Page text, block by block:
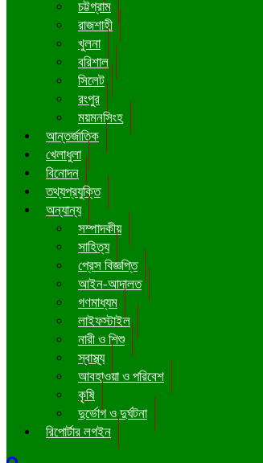
চট্টগ্রাম
রাজশাহী
খুলনা
বরিশাল
সিলেট
রংপুর
ময়মনসিংহ
আন্তর্জাতিক
খেলাধুলা
বিনোদন
তথ্যপ্রযুক্তি
অন্যান্য
সম্পাদকীয়
সাহিত্য
প্রেস বিজ্ঞপ্তি
আইন-আদালত
গণমাধ্যম
লাইফস্টাইল
নারী ও শিশু
স্বাস্থ্য
আবহাওয়া ও পরিবেশ
কৃষি
দুর্ভোগ ও দুর্ঘটনা
রিপোর্টার লগইন